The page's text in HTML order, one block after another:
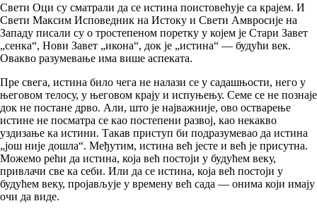
Свети Оци су сматрали да се истина поистовећује са крајем. И
Свети Максим Исповедник на Истоку и Свети Амвросије на
Западу писали су о тростепеном поретку у којем је Стари Завет
„сенка“, Нови Завет „икона“, док је „истина“ — будући век.
Овакво разумевање има више аспеката.
Пре свега, истина било чега не налази се у садашњости, него у
његовом телосу, у његовом крају и испуњењу. Семе се не познаје
док не постане дрво. Али, што је најважније, ово остварење
истине не посматра се као постепени развој, као некакво
уздизање ка истини. Такав приступ би подразумевао да истина
„још није дошла“. Међутим, истина већ јесте и већ је присутна.
Можемо рећи да истина, која већ постоји у будућем веку,
привлачи све ка себи. Или да се истина, која већ постоји у
будућем веку, пројављује у времену већ сада — онима који имају
очи да виде.